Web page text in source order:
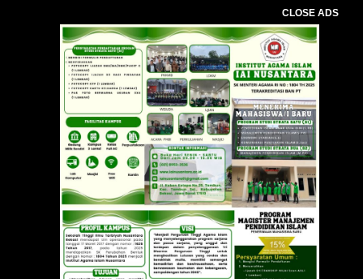
CLOSE ADS